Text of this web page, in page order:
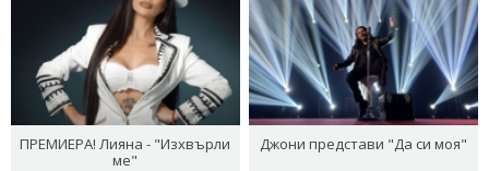
ПРЕМИЕРА! Лияна - "Изхвърли
ме"
Джони представи "Да си моя"